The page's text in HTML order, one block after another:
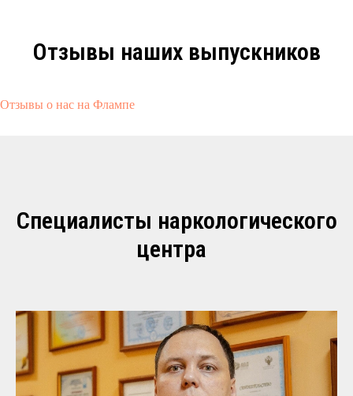
Отзывы наших выпускников
Отзывы о нас на Флампе
Специалисты наркологического
центра